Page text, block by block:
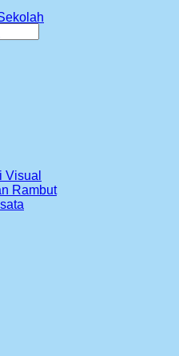
Visual
Rambut